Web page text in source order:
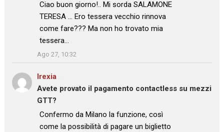
: “
Ciao buon giorno!.. Mi sorda SALAMONE
TERESA … Ero tessera vecchio rinnova
come fare??? Ma non ho trovato mia
tessera…
”
Ago 27, 10:32
Irexia
Avete provato il pagamento contactless su mezzi
GTT?
: “
Confermo da Milano la funzione, così
come la possibilità di pagare un biglietto